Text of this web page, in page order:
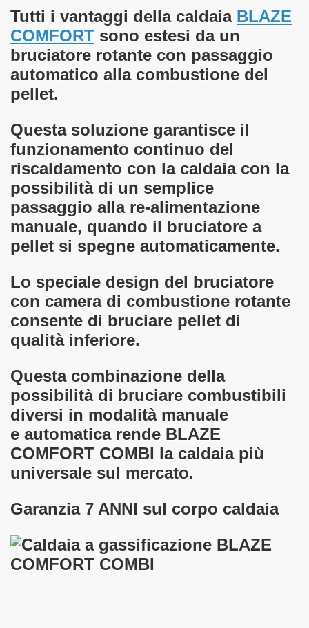
Tutti i vantaggi della caldaia BLAZE
COMFORT sono estesi da un
bruciatore rotante con passaggio
automatico alla combustione del
pellet.
Questa soluzione garantisce il
funzionamento continuo del
riscaldamento con la caldaia con la
possibilità di un semplice
passaggio alla re-alimentazione
manuale, quando il bruciatore a
pellet si spegne automaticamente.
Lo speciale design del bruciatore
con camera di combustione rotante
consente di bruciare pellet di
qualità inferiore.
Questa combinazione della
possibilità di bruciare combustibili
diversi in modalità manuale
e automatica rende BLAZE
COMFORT COMBI la caldaia più
universale sul mercato.
Garanzia 7 ANNI sul corpo caldaia
di calore